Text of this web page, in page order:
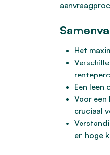
Het
Een leen
Voor een
cruciaal
en hoge